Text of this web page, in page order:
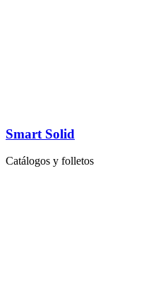
Smart Solid
Catálogos y folletos